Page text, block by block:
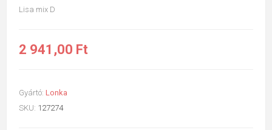
Lisa mix D
2 941,00 Ft
Gyártó: Lonka
SKU: 127274